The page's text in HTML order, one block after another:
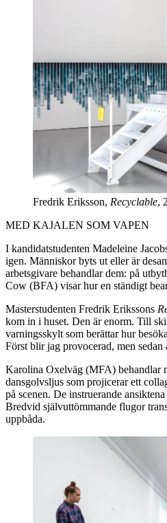
Fredrik Eriksson, Recyclable,
MED KAJALEN SOM VAPEN
I kandidatstudenten Madeleine
igen. Människor byts ut eller är
arbetsgivare behandlar dem: på
Cow (BFA) visar hur en ständigt
Masterstudenten Fredrik Erikssons
kom in i huset. Den är enorm. Till
varningsskylt som berättar hur
Först blir jag provocerad, men
Karolina Oxelväg (MFA) behandlar
dansgolvsljus som projicerar ett
på scenen. De instruerande
Bredvid självuttömmande flugor
uppbåda.